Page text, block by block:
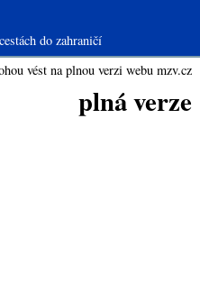
do zahraničí
vést na plnou verzi webu mzv.cz
plná verze